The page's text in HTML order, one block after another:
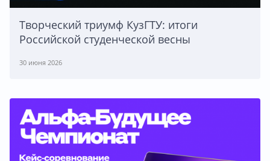
Творческий триумф КузГТУ: итоги
Российской студенческой весны
30 июня 2026